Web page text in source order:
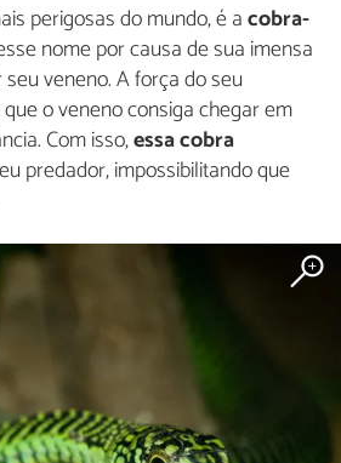
perigosas do mundo, é acobra-
nome por causa de sua imensa
veneno. A força do seu
o veneno consiga chegar em
Com isso,essa cobra
predador, impossibilitando que